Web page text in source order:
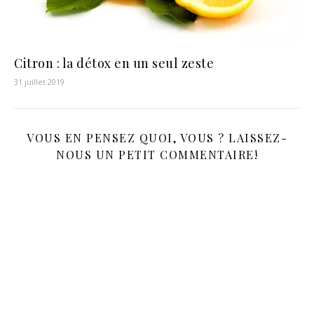
Citron : la détox en un seul zeste
31 juillet 2019
VOUS EN PENSEZ QUOI, VOUS ? LAISSEZ-
NOUS UN PETIT COMMENTAIRE!